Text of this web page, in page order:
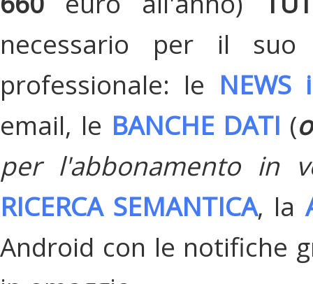
necessario per il suo
professionale: le
email, le BANCHE DATI (
per l'abbonamento in
RICERCA SEMANTICA, la
Android con le notifiche